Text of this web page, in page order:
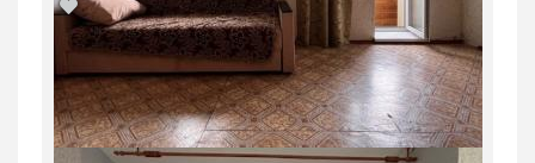
Продажа, жилая, ул. константина
пылаева,22, 2600000 руб.